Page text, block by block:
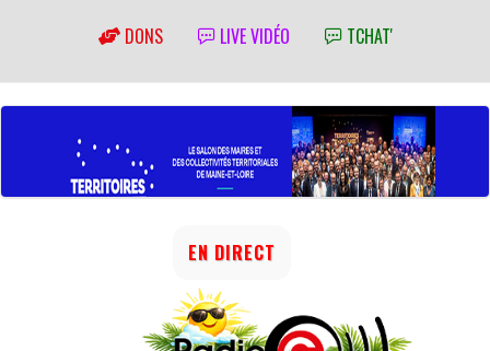
DONS LIVE VIDÉO TCHAT'
EN DIRECT